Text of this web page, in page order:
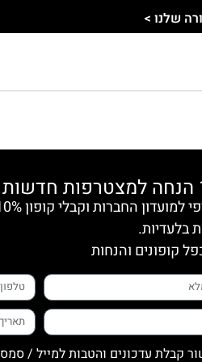
שלנו >
בלעדיות.
קופונים והנחות
קבלת עדכונים והטבות למייל / סמס